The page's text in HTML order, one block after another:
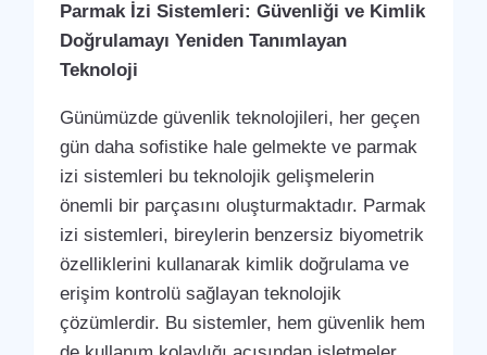
Parmak İzi Sistemleri: Güvenliği ve Kimlik
Doğrulamayı Yeniden Tanımlayan
Teknoloji
Günümüzde güvenlik teknolojileri, her geçen
gün daha sofistike hale gelmekte ve parmak
izi sistemleri bu teknolojik gelişmelerin
önemli bir parçasını oluşturmaktadır. Parmak
izi sistemleri, bireylerin benzersiz biyometrik
özelliklerini kullanarak kimlik doğrulama ve
erişim kontrolü sağlayan teknolojik
çözümlerdir. Bu sistemler, hem güvenlik hem